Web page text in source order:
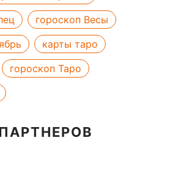
гороскоп Весы
карты таро
гороскоп Таро